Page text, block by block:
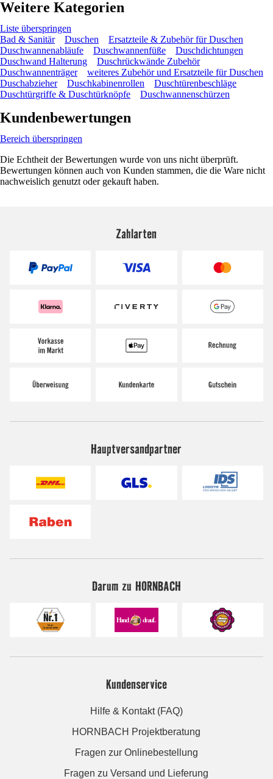
Weitere Kategorien
Liste überspringen
Bad & Sanitär
Duschen
Ersatzteile & Zubehör für Duschen
Duschwannenabläufe
Duschwannenfüße
Duschdichtungen
Duschwand Halterung
Duschrückwände Zubehör
Duschwannenträger
weiteres Zubehör und Ersatzteile für Duschen
Duschabzieher
Duschkabinenrollen
Duschtürenbeschläge
Duschtürgriffe & Duschtürknöpfe
Duschwannenschürzen
Kundenbewertungen
Bereich überspringen
Die Echtheit der Bewertungen wurde von uns nicht überprüft.
Bewertungen können auch von Kunden stammen, die die Ware nicht
nachweislich genutzt oder gekauft haben.
Zahlarten
Hauptversandpartner
Darum zu HORNBACH
Kundenservice
Hilfe & Kontakt (FAQ)
HORNBACH Projektberatung
Fragen zur Onlinebestellung
Fragen zu Versand und Lieferung